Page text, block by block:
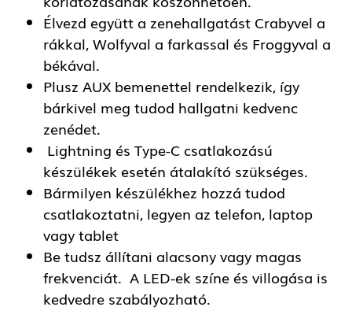
Élvezd együtt a zenehallgatást Crabyvel a
rákkal, Wolfyval a farkassal és Froggyval a
békával.
Plusz AUX bemenettel rendelkezik, így
bárkivel meg tudod hallgatni kedvenc
zenédet.
Lightning és Type-C csatlakozású
készülékek esetén átalakító szükséges.
Bármilyen készülékhez hozzá tudod
csatlakoztatni, legyen az telefon, laptop
vagy tablet
Be tudsz állítani alacsony vagy magas
frekvenciát. A LED-ek színe és villogása is
kedvedre szabályozható.